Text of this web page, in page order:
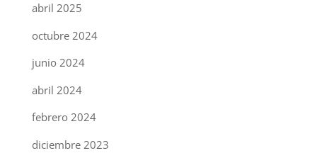
abril 2025
octubre 2024
junio 2024
abril 2024
febrero 2024
diciembre 2023